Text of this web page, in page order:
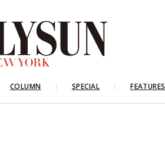
COLUMN SPECIAL FEATURES